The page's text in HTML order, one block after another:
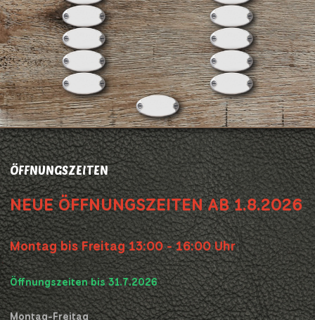
ÖFFNUNGSZEITEN
NEUE ÖFFNUNGSZEITEN AB 1.8.2026
Montag bis Freitag 13:00 - 16:00 Uhr
Öffnungszeiten bis 31.7.2026
Montag-Freitag